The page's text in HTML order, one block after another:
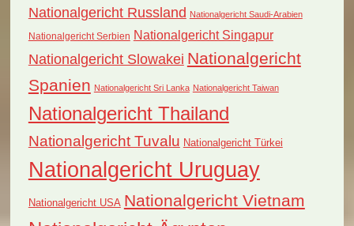
Nationalgericht Russland Nationalgericht Saudi-Arabien
Nationalgericht Serbien Nationalgericht Singapur
Nationalgericht Slowakei Nationalgericht
Spanien Nationalgericht Sri Lanka Nationalgericht Taiwan
Nationalgericht Thailand
Nationalgericht Tuvalu Nationalgericht Türkei
Nationalgericht Uruguay
Nationalgericht USA Nationalgericht Vietnam